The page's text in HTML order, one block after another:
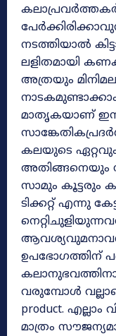
നടത്തിയാൽ
ലളിതമായി
അത്രയും
മാതൃകയാണ്
കലയുടെ
അതിങ്ങനെയും
സാമും കൂട്ടരും
ടിക്കറ്റ് എന്നു
ഉപഭോഗത്തിന്
വരുമ്പോൾ
product.
മാത്രം